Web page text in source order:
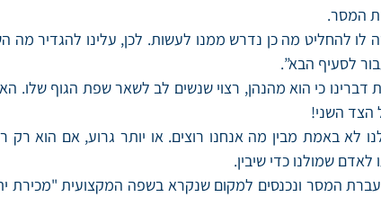
המסר.
להחליט מה כן נדרש ממנו לעשות. לכן, עלינו להגדיר מה
לסעיף הבא”.
כי הוא מהנהן, רצוי שנשים לב לשאר שפת הגוף שלו.
הצד השני!
לא באמת מבין מה אנחנו רוצים. או יותר גרוע, אם הוא רק
שמולנו כדי שיבין.
המסר ונכנסים למקום שנקרא בשפה המקצועית "מכירת